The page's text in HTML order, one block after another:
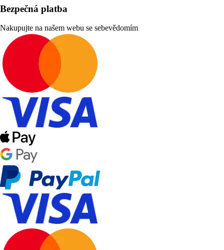
Bezpečná platba
Nakupujte na našem webu se sebevědomím